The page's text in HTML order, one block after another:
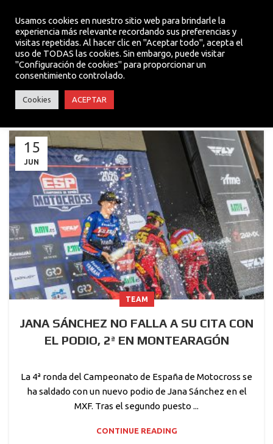
MENU
NOTICIAS TEAM
15
JUN
TEAM
JANA SÁNCHEZ NO FALLA A SU CITA CON
EL PODIO, 2ª EN MONTEARAGÓN
La 4ª ronda del Campeonato de España de Motocross se
ha saldado con un nuevo podio de Jana Sánchez en el
MXF. Tras el segundo puesto ...
CONTINUE READING
Usamos cookies en nuestro sitio web para brindarle la
experiencia más relevante recordando sus preferencias y
visitas repetidas. Al hacer clic en "Aceptar todo", acepta el
uso de TODAS las cookies. Sin embargo, puede visitar
"Configuración de cookies" para proporcionar un
consentimiento controlado.
Cookies ACEPTAR